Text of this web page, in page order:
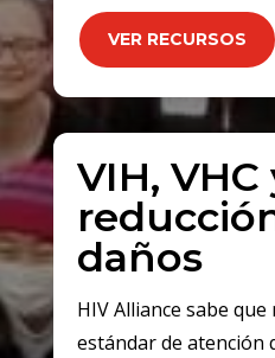
VER RECURSOS
VIH, VHC
daños
HIV Alliance sabe
estándar de atención